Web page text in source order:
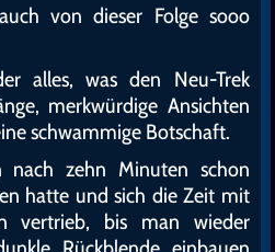
von dieser Folge sooo
alles, was den Neu-Trek
merkwürdige Ansichten
schwammige Botschaft.
nach zehn Minuten schon
hatte und sich die Zeit mit
vertrieb, bis man wieder